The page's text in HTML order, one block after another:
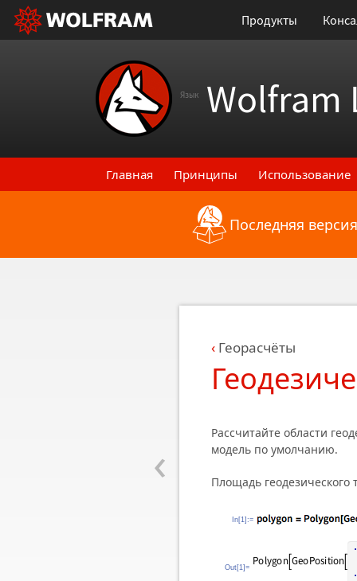
Продукты
Язык Wolfram
Главная Принципы Использование
Назад к последнимПоследняя
‹
Георасчёты
Рассчитайте области
модель по умолчанию.
Площадь геодезического
In[1]:=
Out[1]=